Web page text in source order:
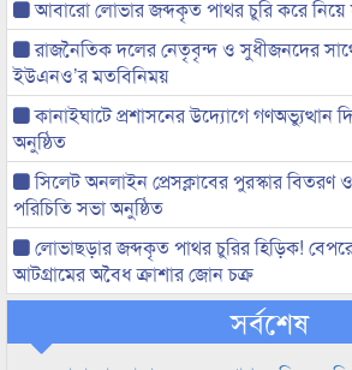
আবারো লোভার জব্দকৃত পাথর চুরি করে নিয়ে
রাজনৈতিক দলের নেতৃবৃন্দ ও সুধীজনদের
ইউএনও’র মতবিনিময়
কানাইঘাটে প্রশাসনের উদ্যোগে
অনুষ্ঠিত
সিলেট অনলাইন প্রেসক্লাবের পুরস্কার
পরিচিতি সভা অনুষ্ঠিত
লোভাছড়ার জব্দকৃত পাথর চুরির হিড়িক!
আটগ্রামের অবৈধ ক্রাশার জোন চক্র
সর্বশেষ